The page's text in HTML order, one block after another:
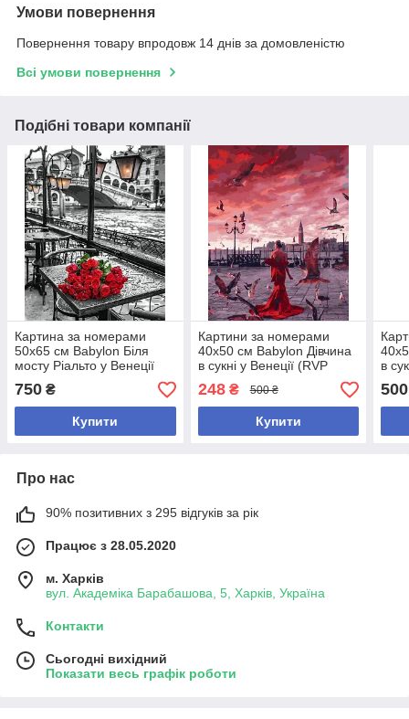
Умови повернення
Повернення товару впродовж 14 днів за домовленістю
Всі умови повернення
Подібні товари компанії
Картина за номерами
50х65 см Babylon Біля
мосту Ріальто у Венеції
Франк (VPS 694)
750 ₴
Купити
Картини за номерами
40х50 см Babylon Дівчина
в сукні у Венеції (RVP
248₴ 500 ₴
Купити
в
500
Про нас
90% позитивних з 295 відгуків за рік
Працює з 28.05.2020
м. Харків
вул. Академіка Барабашова, 5, Харків, Україна
Контакти
Сьогодні вихідний
Показати весь графік роботи